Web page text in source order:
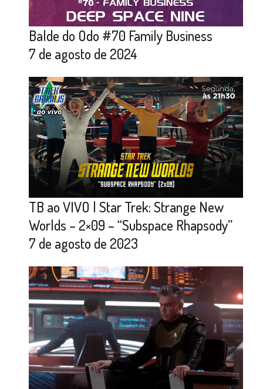
Balde do Odo #70 Family Business
7 de agosto de 2024
TB ao VIVO | Star Trek: Strange New
Worlds – 2×09 – “Subspace Rhapsody”
7 de agosto de 2023